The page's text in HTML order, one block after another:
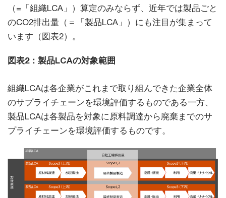
（=「組織LCA」）算定のみならず、近年では製品ごと
のCO2排出量（＝「製品LCA」）にも注目が集まって
います（図表2）。
図表2：製品LCAの対象範囲
組織LCAは各企業がこれまで取り組んできた企業全体
のサプライチェーンを環境評価するものである一方、
製品LCAは各製品を対象に原料調達から廃棄までのサ
プライチェーンを環境評価するものです。